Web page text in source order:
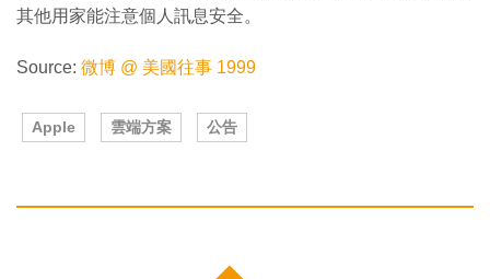
其他用家能注意個人訊息安全。
Source: 微博 @ 美國往事 1999
Apple 雲端方案 公告